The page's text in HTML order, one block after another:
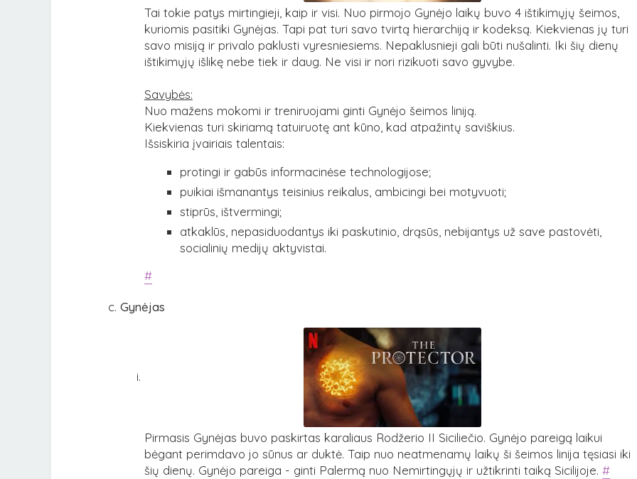
Tai tokie patys mirtingieji, kaip ir visi. Nuo pirmojo Gynėjo laikų buvo 4 ištikimųjų šeimos,
kuriomis pasitiki Gynėjas. Tapi pat turi savo tvirtą hierarchiją ir kodeksą. Kiekvienas jų turi
savo misiją ir privalo paklusti vyresniesiems. Nepaklusnieji gali būti nušalinti. Iki šių dienų
ištikimųjų išlikę nebe tiek ir daug. Ne visi ir nori rizikuoti savo gyvybe.
Savybės:
Nuo mažens mokomi ir treniruojami ginti Gynėjo šeimos liniją.
Kiekvienas turi skiriamą tatuiruotę ant kūno, kad atpažintų saviškius.
Išsiskiria įvairiais talentais:
protingi ir gabūs informacinėse technologijose;
puikiai išmanantys teisinius reikalus, ambicingi bei motyvuoti;
stiprūs, ištvermingi;
atkaklūs, nepasiduodantys iki paskutinio, drąsūs, nebijantys už save pastovėti,
socialinių medijų aktyvistai.
#
Gynėjas
Pirmasis Gynėjas buvo paskirtas karaliaus Rodžerio II Siciliečio. Gynėjo pareigą laikui
bėgant perimdavo jo sūnus ar duktė. Taip nuo neatmenamų laikų ši šeimos linija tęsiasi iki
šių dienų. Gynėjo pareiga - ginti Palermą nuo Nemirtingųjų ir užtikrinti taiką Sicilijoje. #